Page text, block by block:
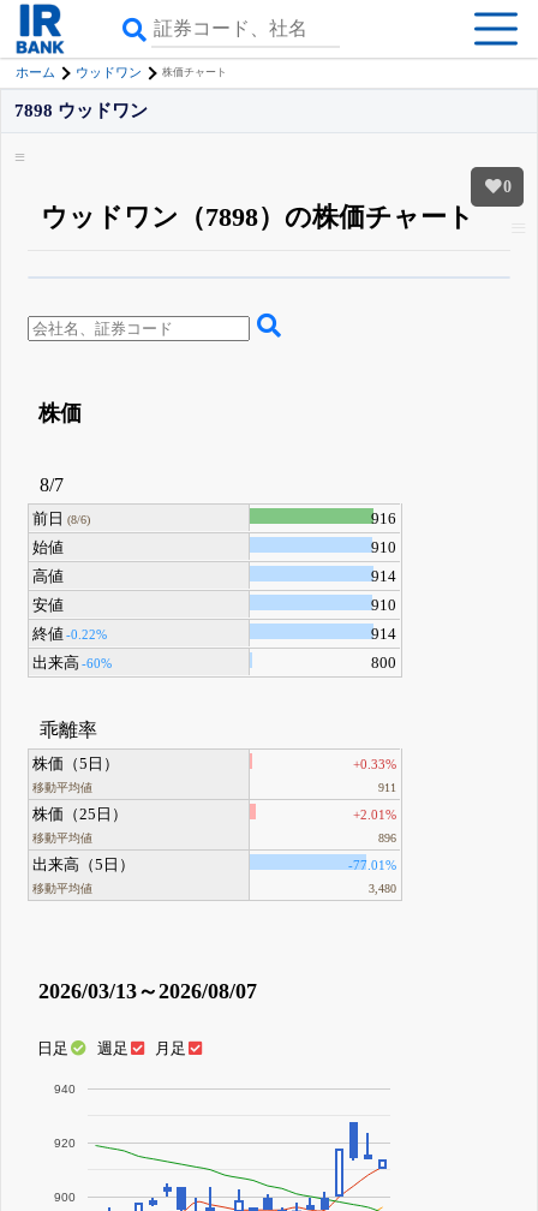
ホーム ウッドワン 株価チャート
0
7898 ウッドワン
ウッドワン（7898）の株価チャート
詳しく見られる無料でβ版をはじめる
登録すると永久30%OFFと米株版の先行利用も付きます
株価
8/7
前日 (8/6)
916
始値
910
高値
914
安値
910
終値-0.22%
914
出来高 -60% 800
乖離率
株価（5日）
移動平均値
+0.33%
911
株価（25日）
移動平均値
+2.01%
896
出来高（5日）
移動平均値
-77.01%
3,480
2026/03/13～2026/08/07
日足 週足 月足
900
920
940